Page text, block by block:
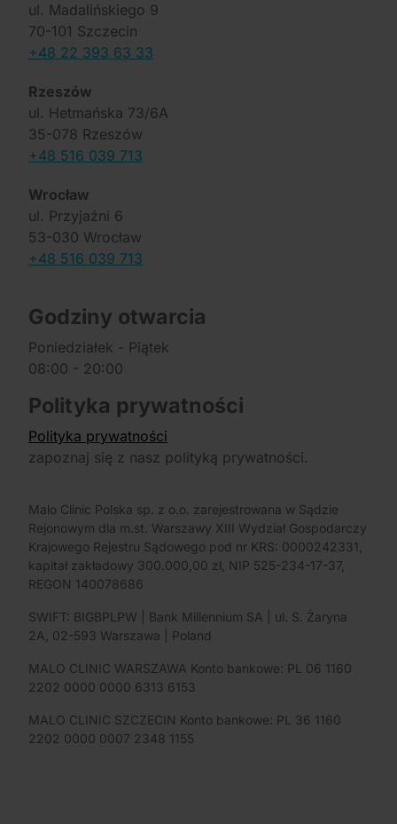
ul. Madalińskiego 9
70-101 Szczecin
+48 22 393 63 33
Rzeszów
ul. Hetmańska 73/6A
35-078 Rzeszów
+48 516 039 713
Wrocław
ul. Przyjaźni 6
53-030 Wrocław
+48 516 039 713
Godziny otwarcia
Poniedziałek - Piątek
08:00 - 20:00
Polityka prywatności
Polityka prywatności
zapoznaj się z nasz polityką prywatności.
Malo Clinic Polska sp. z o.o. zarejestrowana w Sądzie
Rejonowym dla m.st. Warszawy XIII Wydział Gospodarczy
Krajowego Rejestru Sądowego pod nr KRS: 0000242331,
kapitał zakładowy 300.000,00 zł, NIP 525-234-17-37,
REGON 140078686
SWIFT: BIGBPLPW | Bank Millennium SA | ul. S. Żaryna
2A, 02-593 Warszawa | Poland
MALO CLINIC WARSZAWA Konto bankowe: PL 06 1160
2202 0000 0000 6313 6153
MALO CLINIC SZCZECIN Konto bankowe: PL 36 1160
2202 0000 0007 2348 1155